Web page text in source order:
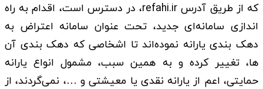
که از طریق آدرس refahi.ir، در دسترس است، اقدام به راه
اندازی سامانه‌ای جدید، تحت عنوان سامانه اعتراض به
دهک بندی یارانه نموده‌اند تا اشخاصی که دهک بندی آن
ها، تغییر کرده و به همین سبب، مشمول انواع یارانه
حمایتی، اعم از یارانه نقدی یا معیشتی و …، نمی‌گردند، از